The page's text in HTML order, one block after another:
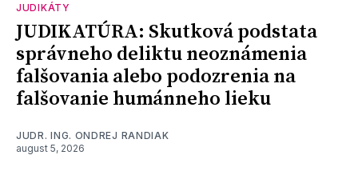
JUDIKÁTY
JUDIKATÚRA: Skutková podstata
správneho deliktu neoznámenia
falšovania alebo podozrenia na
falšovanie humánneho lieku
JUDR. ING. ONDREJ RANDIAK
august 5, 2026